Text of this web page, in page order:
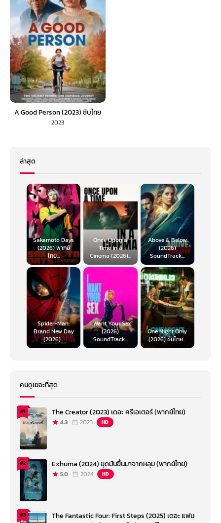
A Good Person (2023) ซับไทย
2023
ล่าสุด
Sakamoto Days
(2026) พากย์
ไทย...
Once Upon a
Time in a
Cinema (2026)...
Above & Below
(2026)
SoundTrack...
Spider-Man:
Brand New Day
(2026)...
I Want Your Sex
(2026)
SoundTrack...
One Night Only
(2026) ซับไทย...
คนดูเยอะที่สุด
#1 The Creator (2023) เดอะ ครีเอเตอร์ (พากย์ไทย)
4.3 2023 HD
#2 Exhuma (2024) ขุดมันขึ้นมาจากหลุม (พากย์ไทย)
5.0 2024 HD
#3
The Fantastic Four: First Steps (2025) เดอะ แฟน